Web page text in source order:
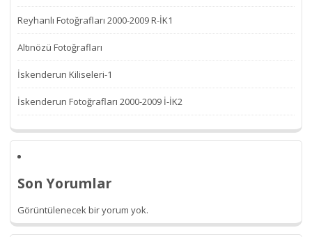
Reyhanlı Fotoğrafları 2000-2009 R-İK1
Altınözü Fotoğrafları
İskenderun Kiliseleri-1
İskenderun Fotoğrafları 2000-2009 İ-İK2
Son Yorumlar
Görüntülenecek bir yorum yok.